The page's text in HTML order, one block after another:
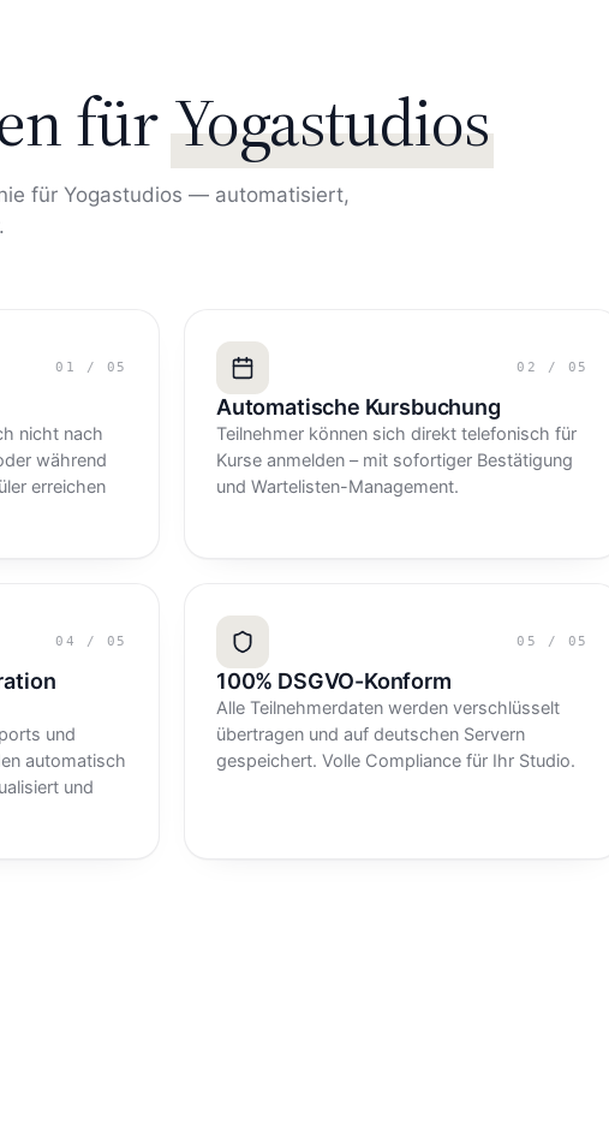
fürYogastudios
für Yogastudios — automatisiert,
01 / 05
nicht nach
während
erreichen
02 / 05
Automatische Kursbuchung
Teilnehmer können sich direkt telefonisch für
Kurse anmelden – mit sofortiger Bestätigung
und Wartelisten-Management.
04 / 05
und
automatisch
und
05 / 05
100% DSGVO-Konform
Alle Teilnehmerdaten werden verschlüsselt
übertragen und auf deutschen Servern
gespeichert. Volle Compliance für Ihr Studio.